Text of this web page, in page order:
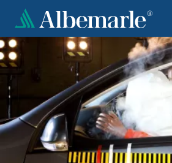
Ugrás
tartalomra